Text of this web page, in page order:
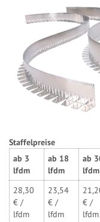
Staffelpreise
ab 3
lfdm
ab 18
lfdm
ab
lfdm
28,30
€ /
lfdm
23,54
€ /
lfdm
€ /
lfdm